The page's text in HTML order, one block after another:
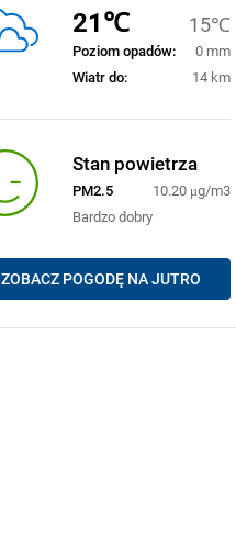
21℃ 15℃
Poziom opadów:
0 mm
Wiatr do:
14 km
Stan powietrza
PM2.5
10.20 μg/m3
Bardzo dobry
ZOBACZ POGODĘ NA JUTRO